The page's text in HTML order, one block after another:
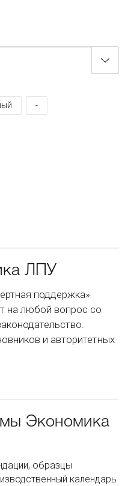
-
ЛПУ
поддержка»
на любой вопрос со
и авторитетных
Экономика
образцы
календарь